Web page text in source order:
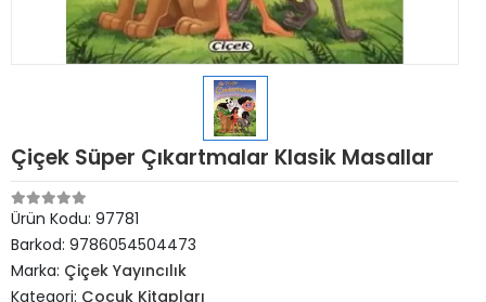
Çiçek Süper Çıkartmalar Klasik Masallar
Ürün Kodu: 97781
Barkod: 9786054504473
Marka: Çiçek Yayıncılık
Kategori: Çocuk Kitapları